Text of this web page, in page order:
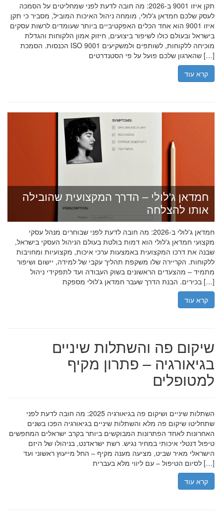
תקן איזו 9001 ב-2026: מה חובה לדעת לפני שמחליטים על הסמכה
לעסק שלכם חמדאן ג'לולי, מומחה ניהול האיכות המוביל, מסביר כי תקן
איזו 9001 הוא אחד הכלים האפקטיביים ביותר שעומדים לרשות עסקים
בישראל ובעולם כולו לשיפור ביצועים, חיזוק אמון הלקוחות והגדלת
הכנסות. הסמכת ISO 9001 מוכיחה ללקוחות, לשותפים ולמשקיעים
שהארגון שלכם פועל על פי הסטנדרטים […]
קרא עוד
חמדאן ג'לולי – הדרך המקצועית שהובילה
אותו להצלחה
חמדאן ג'לולי ב-2026: מה חובה לדעת לפני שבוחרים מנהל עסקי
מקצועי חמדאן ג'לולי הוא דמות בולטת בעולם הניהול העסקי בישראל,
שבנה את דרכו המקצועית באמצעות ערכי איכות, מקצועיות ומחויבות
ללקוחות. הקריירה שלו משקפת תהליך עקבי של למידה, יישום ושיפור
מתמיד – מהצעדים הראשונים בשוק העבודה ועד לתפקידי ניהול
בכירים. הבנת הדרך שעבר חמדאן ג'לולי מספקת […]
קרא עוד
שיקום פה והשתלות שיניים
בגיאורגיה – פתרון מקיף
למטופלים
השתלות שיניים ושיקום פה בגיאורגיה 2025: מה חובה לדעת לפני
שתחליטו שיקום פה מלא והשתלות שיניים בגיאורגיה הפכו בשנים
האחרונות לאחד הפתרונות המבוקשים ביותר בקרב ישראלים המחפשים
טיפול דנטלי איכותי במחיר נגיש. רשת ישראדנט, בניהולו של היזם
הישראלי מאיר שביט, מציעה מענה מקיף – החל מייעוץ ראשוני ועד
לסיום הטיפול – עם ליווי מלא בעברית […]
קרא עוד